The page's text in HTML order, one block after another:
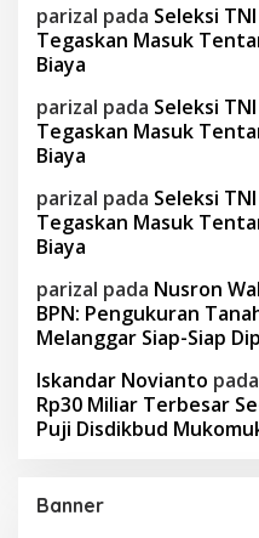
parizal pada Seleksi
Tegaskan Masuk
Biaya
parizal pada Seleksi
Tegaskan Masuk
Biaya
parizal pada Seleksi
Tegaskan Masuk
Biaya
parizal pada Nusron
BPN: Pengukuran
Melanggar Siap-Siap
Iskandar Novianto pada
Rp30 Miliar Terbesar
Puji Disdikbud
Banner